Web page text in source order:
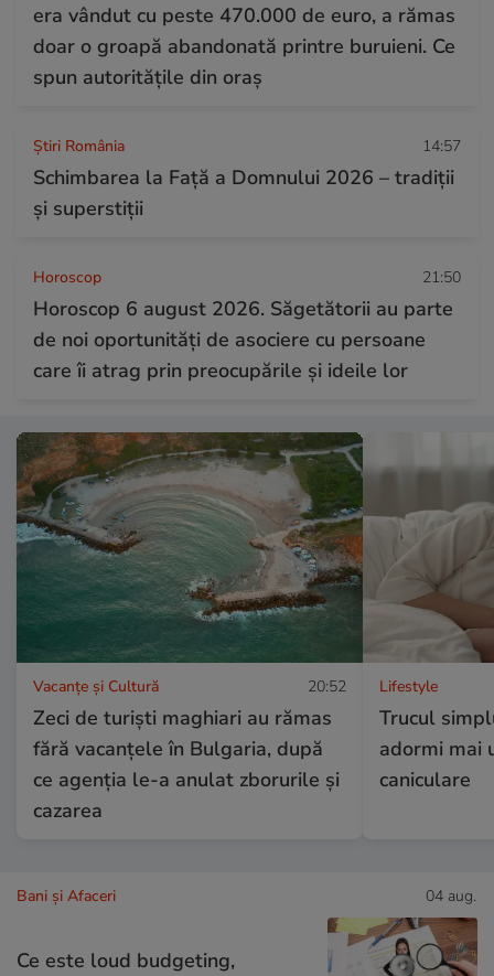
era vândut cu peste 470.000 de euro, a rămas
doar o groapă abandonată printre buruieni. Ce
spun autoritățile din oraș
Știri România 14:57
Schimbarea la Față a Domnului 2026 – tradiții
și superstiții
Horoscop 21:50
Horoscop 6 august 2026. Săgetătorii au parte
de noi oportunități de asociere cu persoane
care îi atrag prin preocupările și ideile lor
Vacanțe și Cultură 20:52
Zeci de turiști maghiari au rămas
fără vacanțele în Bulgaria, după
ce agenția le-a anulat zborurile și
cazarea
Lifestyle
Trucul
adormi mai
caniculare
Bani și Afaceri 04 aug.
Ce este loud budgeting,